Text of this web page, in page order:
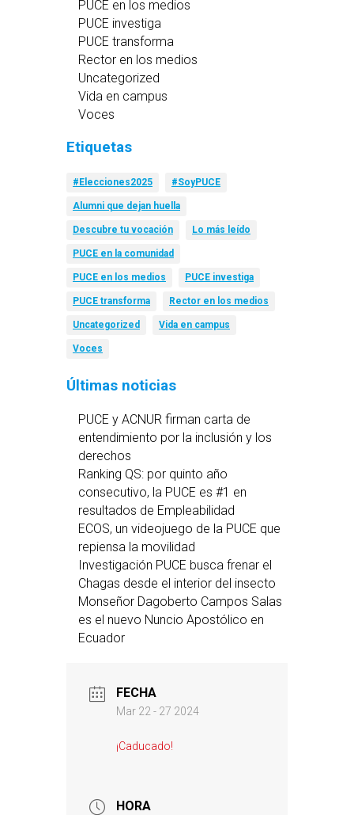
PUCE en los medios
PUCE investiga
PUCE transforma
Rector en los medios
Uncategorized
Vida en campus
Voces
Etiquetas
#Elecciones2025 #SoyPUCE
Alumni que dejan huella
Descubre tu vocación Lo más leído
PUCE en la comunidad
PUCE en los medios PUCE investiga
PUCE transforma Rector en los medios
Uncategorized Vida en campus
Voces
Últimas noticias
PUCE y ACNUR firman carta de
entendimiento por la inclusión y los
derechos
Ranking QS: por quinto año
consecutivo, la PUCE es #1 en
resultados de Empleabilidad
ECOS, un videojuego de la PUCE que
repiensa la movilidad
Investigación PUCE busca frenar el
Chagas desde el interior del insecto
Monseñor Dagoberto Campos Salas
es el nuevo Nuncio Apostólico en
Ecuador
FECHA
Mar 22 - 27 2024
¡Caducado!
HORA